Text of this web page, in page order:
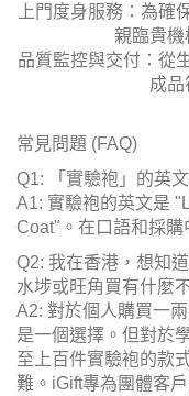
上門度身服務：為確
親臨貴機
品質監控與交付：從
成品
常見問題 (FAQ)
Q1: 「實驗袍」的英
A1: 實驗袍的英文是
Coat"。在口語和採購
Q2: 我在香港，想知
水埗或旺角買有什麼
A2: 對於個人購買一
是一個選擇。但對於
至上百件實驗袍的款
難。iGift專為團體客